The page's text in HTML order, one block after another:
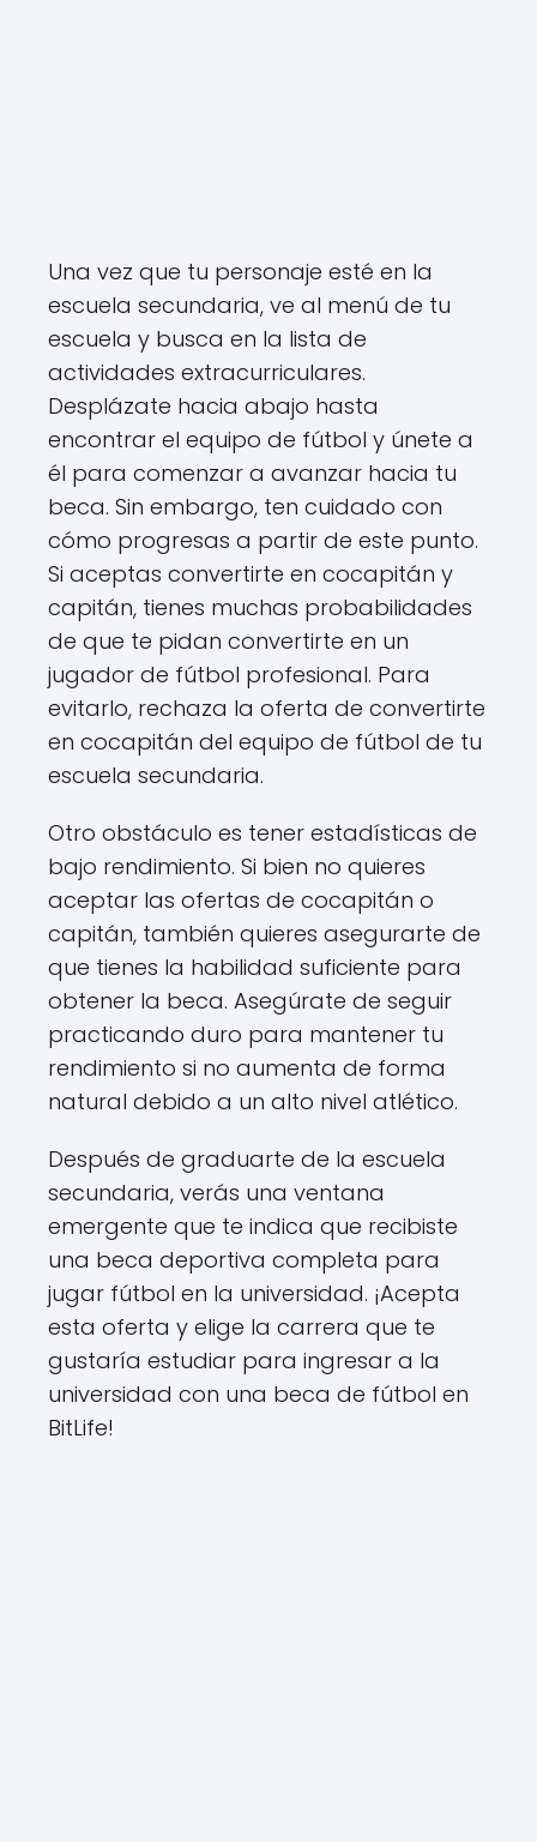
Una vez que tu personaje esté en la
escuela secundaria, ve al menú de tu
escuela y busca en la lista de
actividades extracurriculares.
Desplázate hacia abajo hasta
encontrar el equipo de fútbol y únete a
él para comenzar a avanzar hacia tu
beca. Sin embargo, ten cuidado con
cómo progresas a partir de este punto.
Si aceptas convertirte en cocapitán y
capitán, tienes muchas probabilidades
de que te pidan convertirte en un
jugador de fútbol profesional. Para
evitarlo, rechaza la oferta de convertirte
en cocapitán del equipo de fútbol de tu
escuela secundaria.
Otro obstáculo es tener estadísticas de
bajo rendimiento. Si bien no quieres
aceptar las ofertas de cocapitán o
capitán, también quieres asegurarte de
que tienes la habilidad suficiente para
obtener la beca. Asegúrate de seguir
practicando duro para mantener tu
rendimiento si no aumenta de forma
natural debido a un alto nivel atlético.
Después de graduarte de la escuela
secundaria, verás una ventana
emergente que te indica que recibiste
una beca deportiva completa para
jugar fútbol en la universidad. ¡Acepta
esta oferta y elige la carrera que te
gustaría estudiar para ingresar a la
universidad con una beca de fútbol en
BitLife!